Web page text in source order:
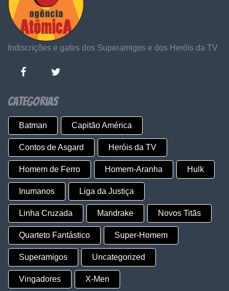
Indiscrições e gafes dos Superamigos e dos Heróis da TV
Categorias
Batman Capitão América
Contos de Asgard Heróis da TV
Homem de Ferro Homem-Aranha Hulk
Inumanos Liga da Justiça
Linha Cruzada Mandrake Novos Titãs
Quarteto Fantástico Super-Homem
Superamigos Uncategorized
Vingadores X-Men